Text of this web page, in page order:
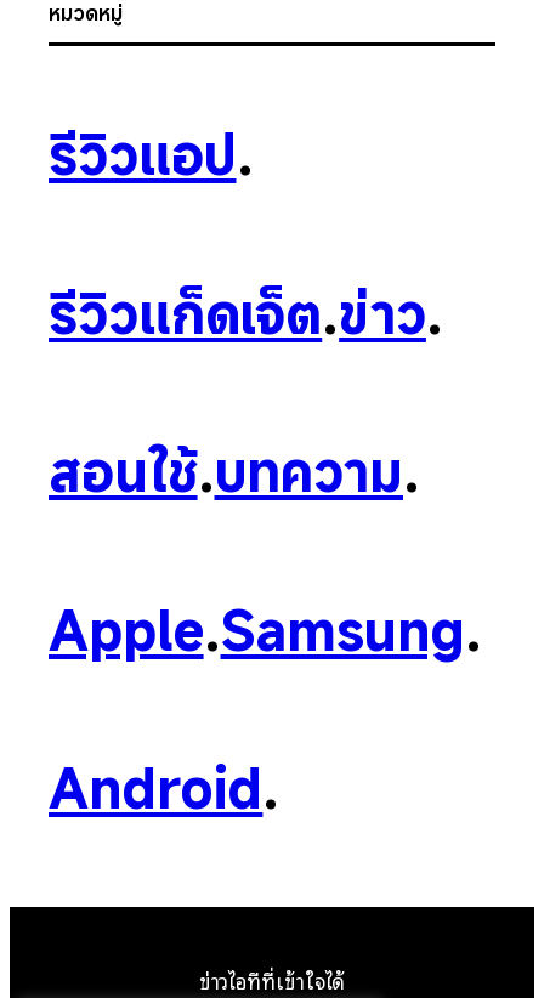
หมวดหมู่
รีวิวแอป.
รีวิวแก็ดเจ็ต.ข่าว.
สอนใช้.บทความ.
Apple.Samsung.
Android.
ข่าวไอทีที่เข้าใจได้